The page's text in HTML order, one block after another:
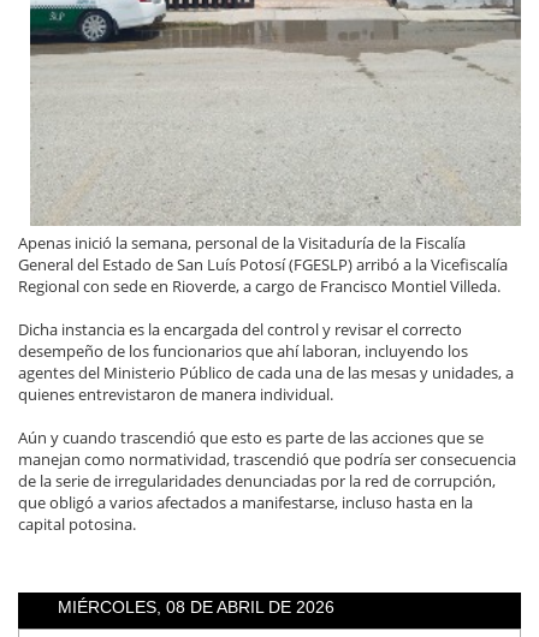
Apenas inició la semana, personal de la Visitaduría de la Fiscalía
General del Estado de San Luís Potosí (FGESLP) arribó a la Vicefiscalía
Regional con sede en Rioverde, a cargo de Francisco Montiel Villeda.
Dicha instancia es la encargada del control y revisar el correcto
desempeño de los funcionarios que ahí laboran, incluyendo los
agentes del Ministerio Público de cada una de las mesas y unidades, a
quienes entrevistaron de manera individual.
Aún y cuando trascendió que esto es parte de las acciones que se
manejan como normatividad, trascendió que podría ser consecuencia
de la serie de irregularidades denunciadas por la red de corrupción,
que obligó a varios afectados a manifestarse, incluso hasta en la
capital potosina.
MIÉRCOLES, 08 DE ABRIL DE 2026